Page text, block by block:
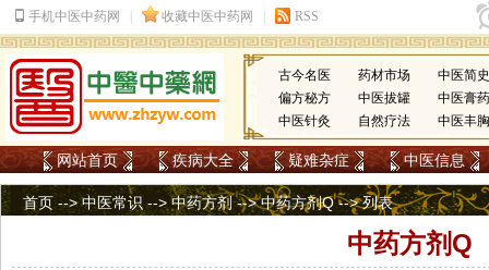
古今名医 药材市场
中医简史
偏方秘方
中医拔罐
中医膏药
中医针灸
自然疗法 中医丰胸
网站首页 疾病大全 疑难杂症 中医信息
首页 -->中医常识 -->中药方剂-->中药方剂Q-->列表
中药方剂Q